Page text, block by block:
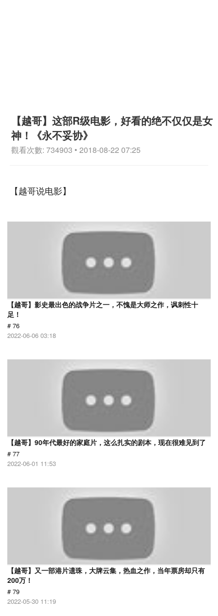
【越哥】这部R级电影，好看的绝不仅仅是女
神！《永不妥协》
觀看次數: 734903 • 2018-08-22 07:25
【越哥说电影】
【越哥】影史最出色的战争片之一，不愧是大师之作，讽刺性十
足！
# 76
2022-06-06 03:18
【越哥】90年代最好的家庭片，这么扎实的剧本，现在很难见到了
# 77
2022-06-01 11:53
【越哥】又一部港片遗珠，大牌云集，热血之作，当年票房却只有
200万！
# 79
2022-05-30 11:19